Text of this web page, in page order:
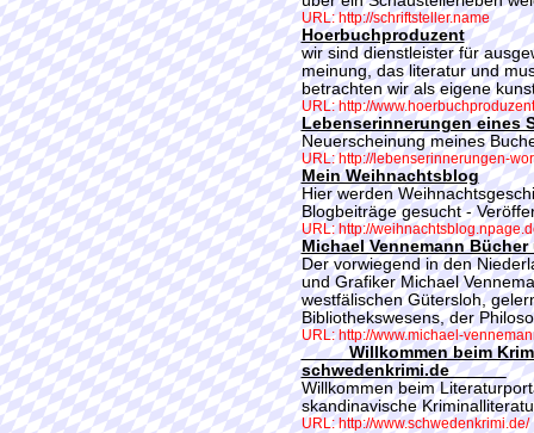
URL: http://schriftsteller.name
Hoerbuchproduzent
wir sind dienstleister für
meinung, das literatur und
betrachten wir als eigene
URL: http://
Lebenserinnerungen eines
Neuerscheinung meines
URL: http://lebenserinnerungen-
Mein Weihnachtsblog
Hier werden
Blogbeiträge gesucht -
URL: http://
Michael Vennemann
Der vorwiegend in den
und Grafiker Michael
westfälischen Gütersloh,
Bibliothekswesens, der
URL: http://www.michael-
_____Willkommen beim
schwedenkrimi.de______
Willkommen beim
skandinavische
URL: http://www.schwedenkrimi.de/